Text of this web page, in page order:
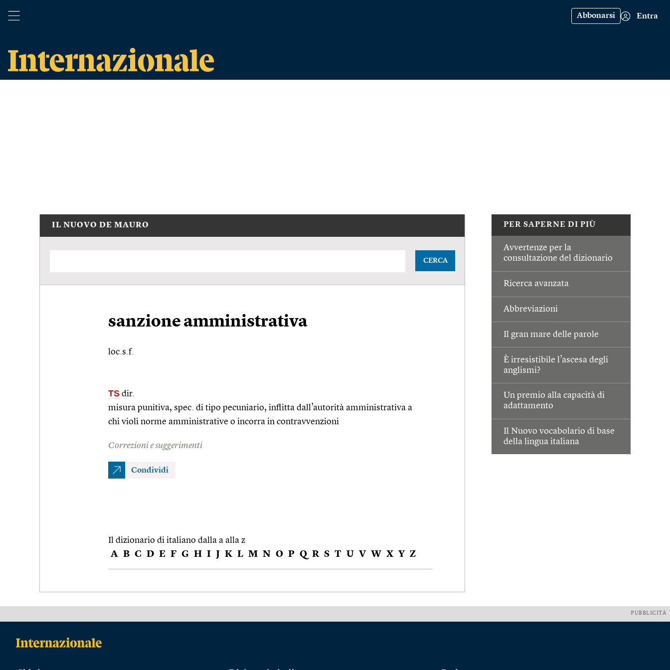
Abbonarsi Entra
PER SAPERNE DI PIÙ
Avvertenze per la
consultazione del dizionario
Ricerca avanzata
Abbreviazioni
Il gran mare delle parole
È irresistibile l’ascesa degli
anglismi?
Un premio alla capacità di
adattamento
Il Nuovo vocabolario di base
della lingua italiana
IL NUOVO DE MAURO
CERCA
sanzione amministrativa
loc.s.f.
TS dir.
misura punitiva, spec. di tipo pecuniario, inflitta dall’autorità amministrativa a
chi violi norme amministrative o incorra in contravvenzioni
Correzioni e suggerimenti
Condividi
Il dizionario di italiano dalla a alla z
A B C D E F G H I J K L M N O P Q R S T U V W X Y Z
PUBBLICITÀ